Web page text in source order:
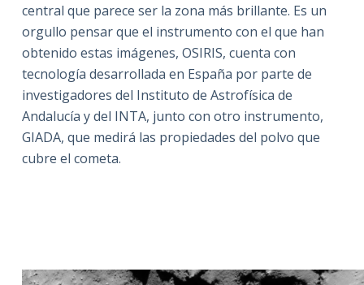
central que parece ser la zona más brillante. Es un
orgullo pensar que el instrumento con el que han
obtenido estas imágenes, OSIRIS, cuenta con
tecnología desarrollada en España por parte de
investigadores del Instituto de Astrofísica de
Andalucía y del INTA, junto con otro instrumento,
GIADA, que medirá las propiedades del polvo que
cubre el cometa.